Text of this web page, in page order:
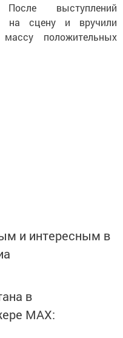
выступлений
на сцену и вручили
положительных
и интересным в
в
MАХ: